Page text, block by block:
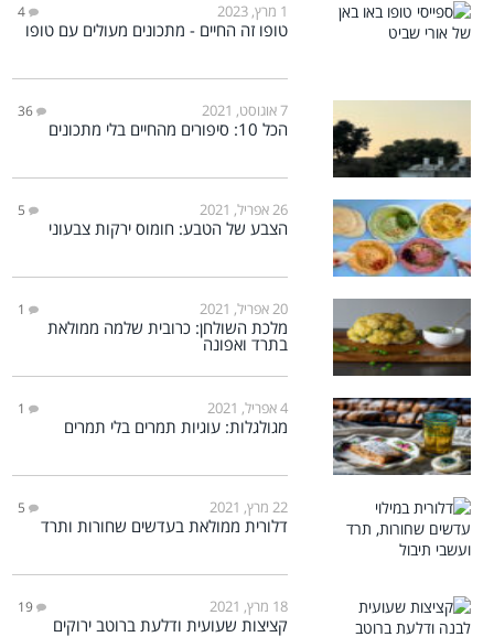
1 מרץ, 2023 4
טופו זה החיים - מתכונים מעולים עם טופו
7 אוגוסט, 2021 36
הכל 10: סיפורים מהחיים בלי מתכונים
26 אפריל, 2021 5
הצבע של הטבע: חומוס ירקות צבעוני
20 אפריל, 2021 1
מלכת השולחן: כרובית שלמה ממולאת
בתרד ואפונה
4 אפריל, 2021 1
מגולגלות: עוגיות תמרים בלי תמרים
22 מרץ, 2021 5
דלורית ממולאת בעדשים שחורות ותרד
18 מרץ, 2021 19
קציצות שעועית ודלעת ברוטב ירוקים